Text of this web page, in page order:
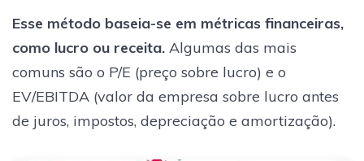
Esse método baseia-se em métricas financeiras,
como lucro ou receita. Algumas das mais
comuns são o P/E (preço sobre lucro) e o
EV/EBITDA (valor da empresa sobre lucro antes
de juros, impostos, depreciação e amortização).